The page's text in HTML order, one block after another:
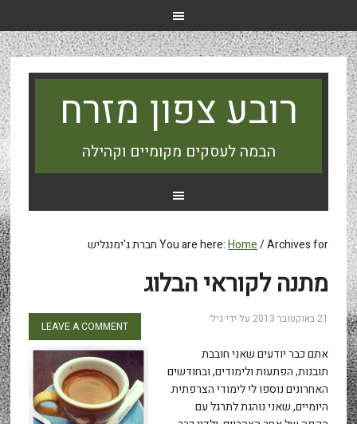
רובע צפון מזרח
הבמה לעסקים מקומיים וקהילה
You are here:Home/Archives for חברת ג'ימנגליש
מתנה לקוראי הבלוג
21 באוקטובר 2013 על ידיגיל
LEAVE A COMMENT
אתם כבר יודעים שאני חובבת
תובנות, הפתעות ולימודים, ובחודשים
האחרונים נוספו לי לימודי הצרפתית
היומיים, שאני נוהגת לתרגל עם